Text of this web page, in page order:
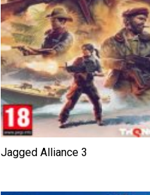
Jagged Alliance 3